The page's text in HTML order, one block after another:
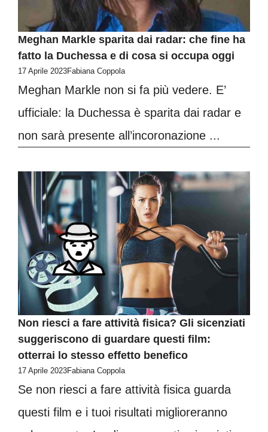
Meghan Markle sparita dai radar: che fine ha
fatto la Duchessa e di cosa si occupa oggi
17 Aprile 2023Fabiana Coppola
Meghan Markle non si fa più vedere. E’
ufficiale: la Duchessa è sparita dai radar e
non sarà presente all’incoronazione ...
Non riesci a fare attività fisica? Gli sicenziati
suggeriscono di guardare questi film:
otterrai lo stesso effetto benefico
17 Aprile 2023Fabiana Coppola
Se non riesci a fare attività fisica guarda
questi film e i tuoi risultati miglioreranno